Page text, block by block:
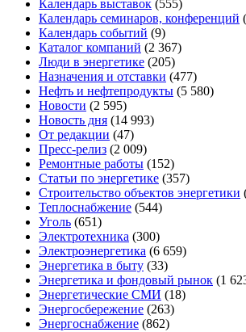
Календарь выставок (555)
Календарь семинаров, конференций
Календарь событий (9)
Каталог компаний (2 367)
Люди в энергетике (205)
Назначения и отставки (477)
Нефть и нефтепродукты (5 580)
Новости (2 595)
Новость дня (14 993)
От редакции (47)
Пресс-релиз (2 009)
Ремонтные работы (152)
Статьи по энергетике (357)
Строительство объектов энергетики
Теплоснабжение (544)
Уголь (651)
Электротехника (300)
Электроэнергетика (6 659)
Энергетика в быту (33)
Энергетика и фондовый рынок (1
Энергетические СМИ (18)
Энергосбережение (263)
Энергоснабжение (862)